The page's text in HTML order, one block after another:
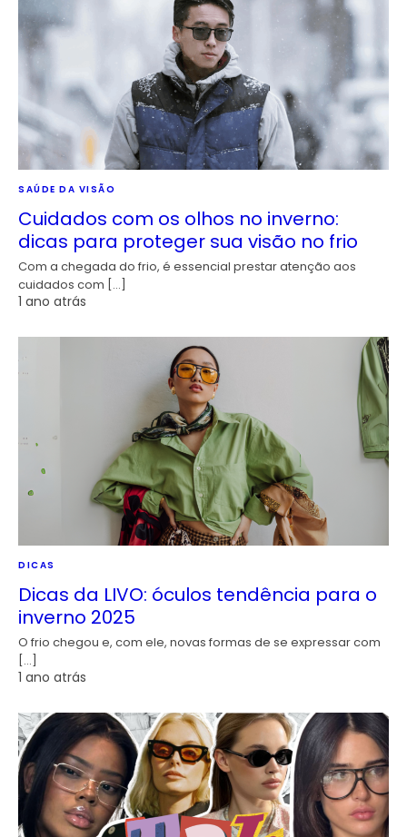
SAÚDE DA VISÃO
Cuidados com os olhos no inverno:
dicas para proteger sua visão no frio
Com a chegada do frio, é essencial prestar atenção aos
cuidados com […]
1 ano atrás
DICAS
Dicas da LIVO: óculos tendência para o
inverno 2025
O frio chegou e, com ele, novas formas de se expressar com
[…]
1 ano atrás